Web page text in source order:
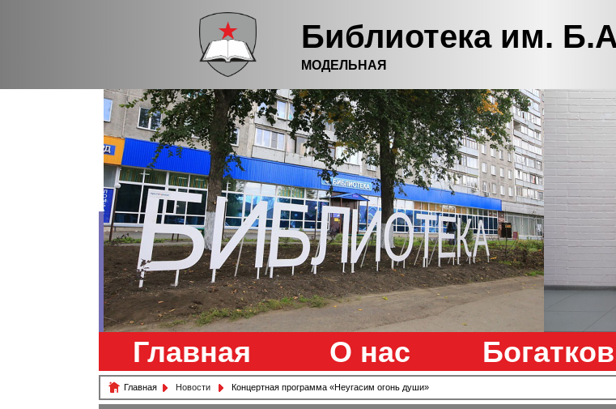
Библиотека им.
МОДЕЛЬНАЯ
Главная О нас Богатков
Главная Новости Концертная программа «Неугасим огонь души»